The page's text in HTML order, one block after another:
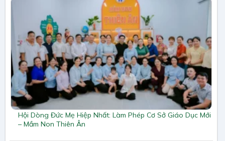
Hội Dòng Đức Mẹ Hiệp Nhất: Làm Phép Cơ Sở Giáo Dục Mới
– Mầm Non Thiên Ân